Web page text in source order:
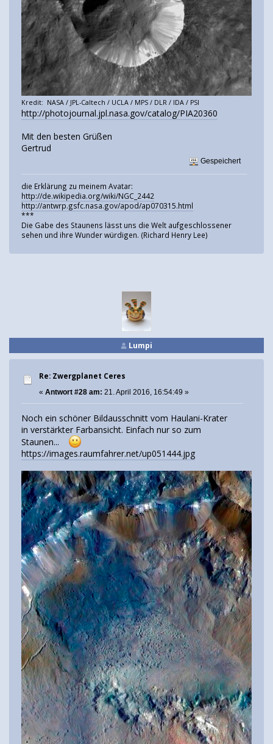
Kredit: NASA / JPL-Caltech / UCLA / MPS / DLR / IDA / PSI
http://photojournal.jpl.nasa.gov/catalog/PIA20360
Mit den besten Grüßen
Gertrud
Gespeichert
die Erklärung zu meinem Avatar:
http://de.wikipedia.org/wiki/NGC_2442
http://antwrp.gsfc.nasa.gov/apod/ap070315.html
***
Die Gabe des Staunens lässt uns die Welt aufgeschlossener
sehen und ihre Wunder würdigen. (Richard Henry Lee)
Lumpi
Re: Zwergplanet Ceres
« Antwort #28 am: 21. April 2016, 16:54:49 »
Noch ein schöner Bildausschnitt vom Haulani-Krater
in verstärkter Farbansicht. Einfach nur so zum
Staunen...
https://images.raumfahrer.net/up051444.jpg